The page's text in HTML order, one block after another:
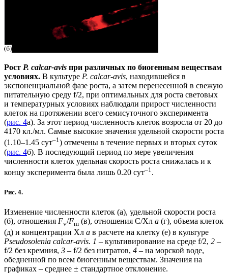
Рост P. calcar-avis при различных по биогенным веществам
условиях. В культуре P. calcar-avis, находившейся в
экспоненциальной фазе роста, а затем перенесенной в свежую
питательную среду f/2, при оптимальных для роста световых
и температурных условиях наблюдали прирост численности
клеток на протяжении всего семисуточного эксперимента
(рис. 4а). За этот период численность клеток возросла от 20 до
4170 кл./мл. Самые высокие значения удельной скорости роста
(1.10–1.45 сут–1) отмечены в течение первых и вторых суток
(рис. 4б). В последующий период по мере увеличения
численности клеток удельная скорость роста снижалась и к
концу эксперимента была лишь 0.20 сут–1 .
Рис. 4.
Изменение численности клеток (а), удельной скорости роста
(б), отношения Fv/Fm (в), отношения С/Хл а (г), объема клеток
(д) и концентрации Хл а в расчете на клетку (е) в культуре
Pseudosolenia calcar-avis. 1 – культивирование на среде f/2, 2 –
f/2 без кремния, 3 – f/2 без нитратов, 4 – на морской воде,
обедненной по всем биогенным веществам. Значения на
графиках – среднее ± стандартное отклонение.